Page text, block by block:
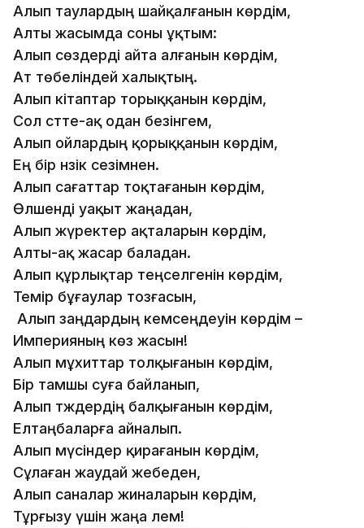
Алып таулардың шайқалғанын көрдім,
Алты жасымда соны ұқтым:
Алып сөздерді айта алғанын көрдім,
Ат төбеліндей халықтың.
Алып кітаптар торыққанын көрдім,
Сол сәтте-ақ одан безінгем,
Алып ойлардың қорыққанын көрдім,
Ең бір нәзік сезімнен.
Алып сағаттар тоқтағанын көрдім,
Өлшенді уақыт жаңадан,
Алып жүректер ақталарын көрдім,
Алты-ақ жасар баладан.
Алып құрлықтар теңселгенін көрдім,
Темір бұғаулар тозғасын,
Алып заңдардың кемсеңдеуін көрдім –
Империяның көз жасын!
Алып мұхиттар толқығанын көрдім,
Бір тамшы суға байланып,
Алып тәждердің балқығанын көрдім,
Елтаңбаларға айналып.
Алып мүсіндер қирағанын көрдім,
Сұлаған жаудай жебеден,
Алып саналар жиналарын көрдім,
Тұрғызу үшін жаңа әлем!